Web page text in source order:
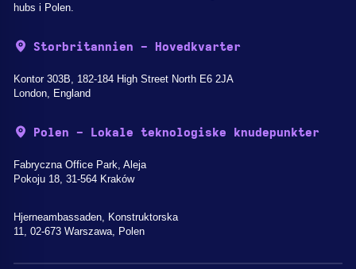
hubs i Polen.
Storbritannien - Hovedkvarter
Kontor 303B, 182-184 High Street North E6 2JA
London, England
Polen - Lokale teknologiske knudepunkter
Fabryczna Office Park, Aleja
Pokoju 18, 31-564 Kraków
Hjerneambassaden, Konstruktorska
11, 02-673 Warszawa, Polen